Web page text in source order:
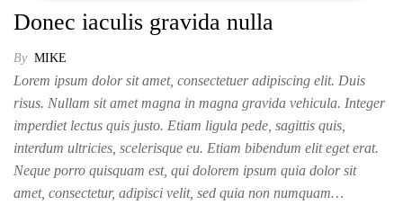
Donec iaculis gravida nulla
By MIKE
Lorem ipsum dolor sit amet, consectetuer adipiscing elit. Duis
risus. Nullam sit amet magna in magna gravida vehicula. Integer
imperdiet lectus quis justo. Etiam ligula pede, sagittis quis,
interdum ultricies, scelerisque eu. Etiam bibendum elit eget erat.
Neque porro quisquam est, qui dolorem ipsum quia dolor sit
amet, consectetur, adipisci velit, sed quia non numquam…